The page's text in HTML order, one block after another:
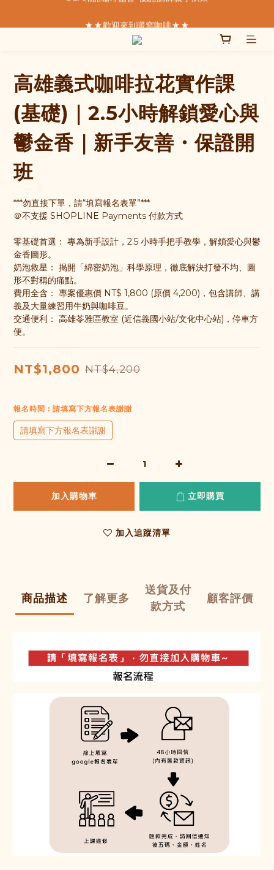
  我們致力於製作好的咖啡
★★歡迎來到暖窩咖啡★★
高雄義式咖啡拉花實作課
(基礎)｜2.5小時解鎖愛心與
鬱金香｜新手友善・保證開
班
***勿直接下單，請“填寫報名表單”***
＠不支援 SHOPLINE Payments 付款方式
零基礎首選： 專為新手設計，2.5 小時手把手教學，解鎖愛心與鬱
金香圖形。
奶泡救星： 揭開「綿密奶泡」科學原理，徹底解決打發不均、圖
形不對稱的痛點。
費用全含： 專案優惠價 NT$ 1,800 (原價 4,200)，包含講師、講
義及大量練習用牛奶與咖啡豆。
交通便利： 高雄苓雅區教室 (近信義國小站/文化中心站)，停車方
便。
NT$1,800 NT$4,200
報名時間 : 請填寫下方報名表謝謝
請填寫下方報名表謝謝
加入購物車 立即購買
加入追蹤清單
商品描述 了解更多
送貨及付
款方式
顧客評價